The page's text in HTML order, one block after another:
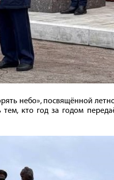
небо», посвящённой
кто год за годом